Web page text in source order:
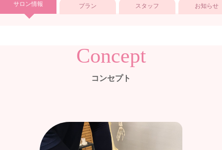
サロン情報 プラン スタッフ お知らせ
Concept
コンセプト